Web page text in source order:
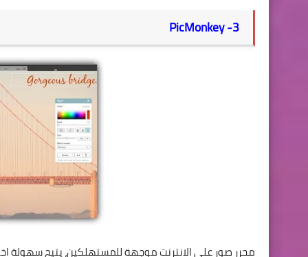
3-
PicMonkey
محرر صور على الانترنت موجهة للمستهلكين، يتيح سهولة